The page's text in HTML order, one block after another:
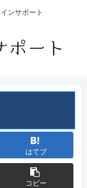
ンサポート
はてブ
コピー